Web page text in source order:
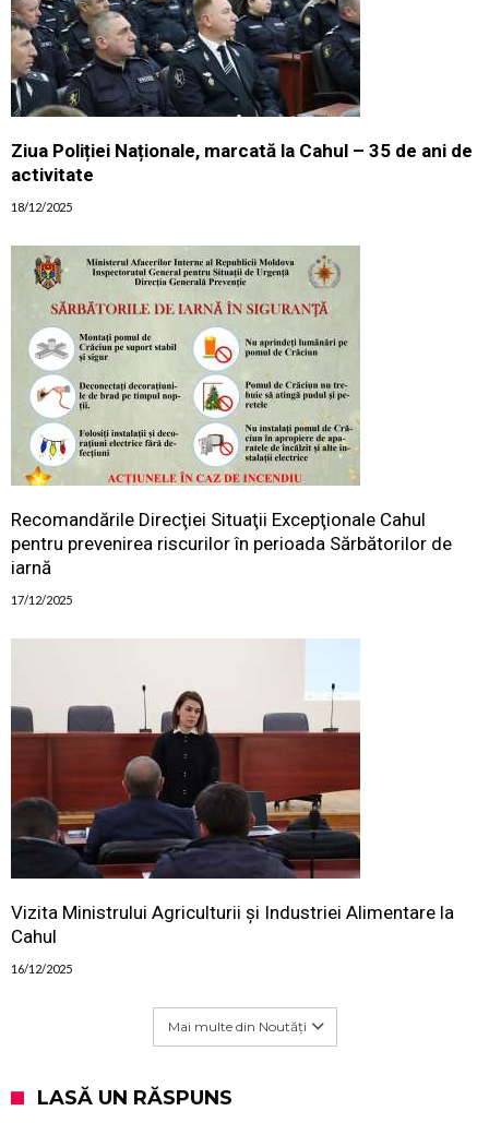
Ziua Poliției Naționale, marcată la Cahul – 35 de ani de
activitate
18/12/2025
Recomandările Direcţiei Situaţii Excepţionale Cahul
pentru prevenirea riscurilor în perioada Sărbătorilor de
iarnă
17/12/2025
Vizita Ministrului Agriculturii și Industriei Alimentare la
Cahul
16/12/2025
Mai multe din Noutăți
LASĂ UN RĂSPUNS